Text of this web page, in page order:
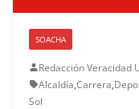
SOACHA
Redacción Veracidad
Alcaldía,Carrera,
Sol